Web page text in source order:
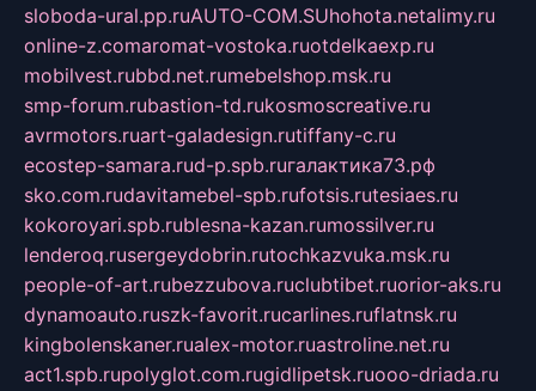
sloboda-ural.pp.ruAUTO-COM.SUhohota.netalimy.ru
online-z.comaromat-vostoka.ruotdelkaexp.ru
mobilvest.rubbd.net.rumebelshop.msk.ru
smp-forum.rubastion-td.rukosmoscreative.ru
avrmotors.ruart-galadesign.rutiffany-c.ru
ecostep-samara.rud-p.spb.ruгалактика73.рф
sko.com.rudavitamebel-spb.rufotsis.rutesiaes.ru
kokoroyari.spb.rublesna-kazan.rumossilver.ru
lenderoq.rusergeydobrin.rutochkazvuka.msk.ru
people-of-art.rubezzubova.ruclubtibet.ruorior-aks.ru
dynamoauto.ruszk-favorit.rucarlines.ruflatnsk.ru
kingbolenskaner.rualex-motor.ruastroline.net.ru
act1.spb.rupolyglot.com.rugidlipetsk.ruooo-driada.ru